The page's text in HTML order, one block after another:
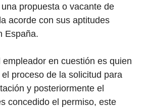
propuesta o vacante de
acorde con sus aptitudes
España.
empleador en cuestión es quien
proceso de la solicitud para
y posteriormente el
concedido el permiso, este